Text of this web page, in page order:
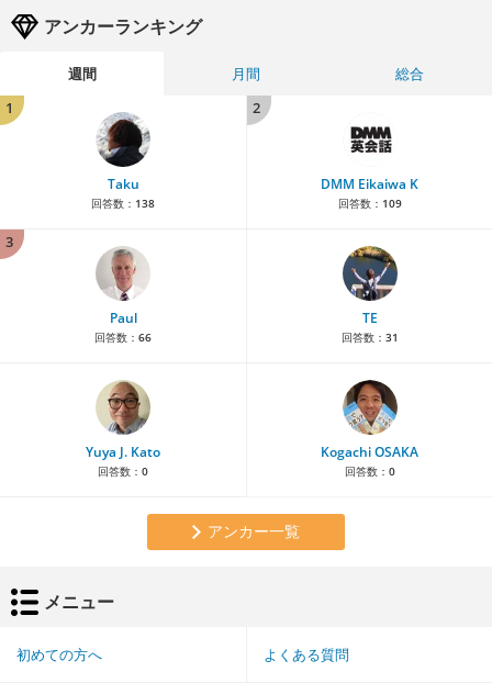
アンカーランキング
週間 月間
総合
1
Taku
回答数： 138
2
DMM Eikaiwa K
回答数： 109
3
Paul
回答数： 66
TE
回答数： 31
Yuya J. Kato
回答数： 0
Kogachi OSAKA
回答数： 0
アンカー一覧
メニュー
初めての方へ よくある質問